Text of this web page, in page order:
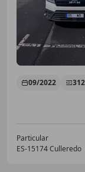
09/2022
Particular
ES-15174 Culleredo